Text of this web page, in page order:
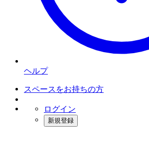
ヘルプ
スペースをお持ちの方
ログイン
新規登録